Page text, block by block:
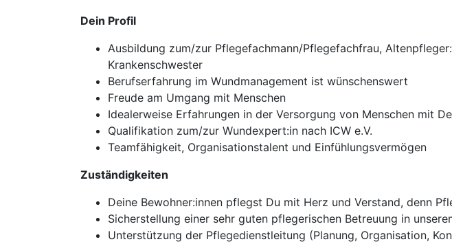
Dein Profil
Ausbildung zum/zur Pflegefachmann/Pflegefachfrau,
Krankenschwester
Berufserfahrung im Wundmanagement ist wünschenswert
Freude am Umgang mit Menschen
Idealerweise Erfahrungen in der Versorgung von Menschen mit
Qualifikation zum/zur Wundexpert:in nach ICW e.V.
Teamfähigkeit, Organisationstalent und Einfühlungsvermögen
Zuständigkeiten
Deine Bewohner:innen pflegst Du mit Herz und Verstand, denn
Sicherstellung einer sehr guten pflegerischen Betreuung in
Unterstützung der Pflegedienstleitung (Planung, Organisation,